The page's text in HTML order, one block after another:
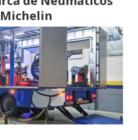
Michelin